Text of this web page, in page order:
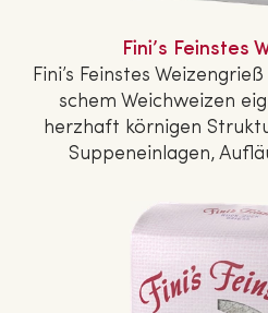
Fini’s Feinstes
Fini’s Feinstes
schem Weich­wei­zen
herzhaft körnigen
Sup­pen­ein­la­gen,